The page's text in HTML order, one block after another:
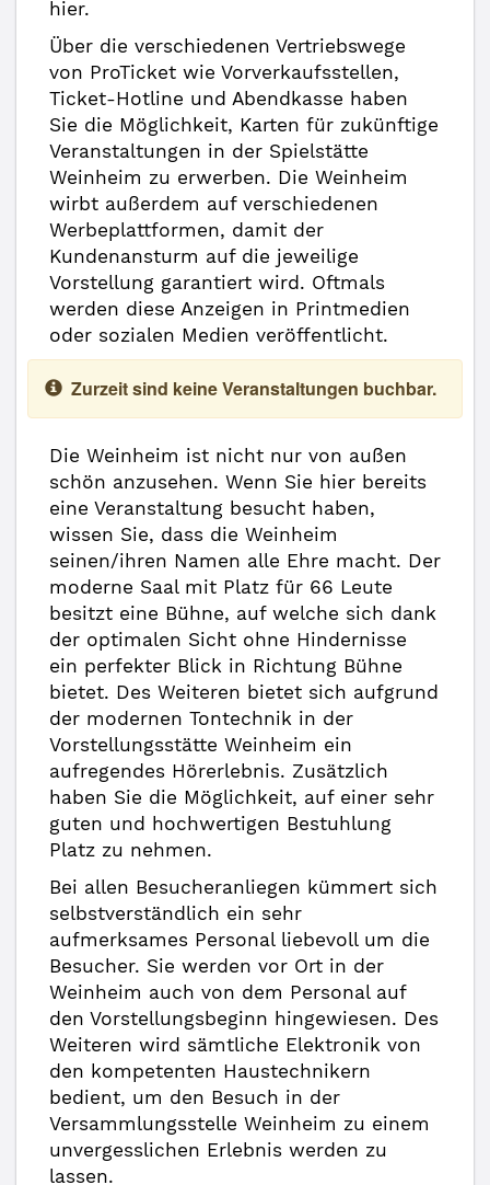
hier.
Über die verschiedenen Vertriebswege
von ProTicket wie Vorverkaufsstellen,
Ticket-Hotline und Abendkasse haben
Sie die Möglichkeit, Karten für zukünftige
Veranstaltungen in der Spielstätte
Weinheim zu erwerben. Die Weinheim
wirbt außerdem auf verschiedenen
Werbeplattformen, damit der
Kundenansturm auf die jeweilige
Vorstellung garantiert wird. Oftmals
werden diese Anzeigen in Printmedien
oder sozialen Medien veröffentlicht.
Zurzeit sind keine Veranstaltungen buchbar.
Die Weinheim ist nicht nur von außen
schön anzusehen. Wenn Sie hier bereits
eine Veranstaltung besucht haben,
wissen Sie, dass die Weinheim
seinen/ihren Namen alle Ehre macht. Der
moderne Saal mit Platz für 66 Leute
besitzt eine Bühne, auf welche sich dank
der optimalen Sicht ohne Hindernisse
ein perfekter Blick in Richtung Bühne
bietet. Des Weiteren bietet sich aufgrund
der modernen Tontechnik in der
Vorstellungsstätte Weinheim ein
aufregendes Hörerlebnis. Zusätzlich
haben Sie die Möglichkeit, auf einer sehr
guten und hochwertigen Bestuhlung
Platz zu nehmen.
Bei allen Besucheranliegen kümmert sich
selbstverständlich ein sehr
aufmerksames Personal liebevoll um die
Besucher. Sie werden vor Ort in der
Weinheim auch von dem Personal auf
den Vorstellungsbeginn hingewiesen. Des
Weiteren wird sämtliche Elektronik von
den kompetenten Haustechnikern
bedient, um den Besuch in der
Versammlungsstelle Weinheim zu einem
unvergesslichen Erlebnis werden zu
lassen.